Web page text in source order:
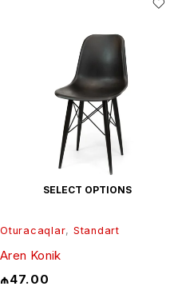
SELECT OPTIONS
Oturacaqlar, Standart
Aren Konik
₼47.00